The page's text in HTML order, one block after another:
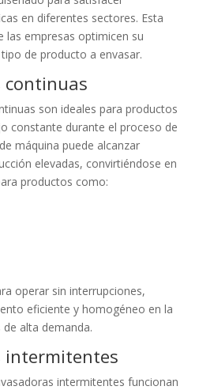
en diferentes sectores. Esta
las empresas optimicen su
de producto a envasar.
continuas
son ideales para productos
constante durante el proceso de
máquina puede alcanzar
elevadas, convirtiéndose en
productos como:
operar sin interrupciones,
eficiente y homogéneo en la
alta demanda.
intermitentes
intermitentes funcionan